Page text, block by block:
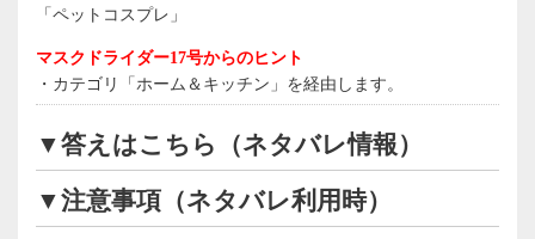
「ペットコスプレ」
マスクドライダー17号からのヒント
・カテゴリ「ホーム＆キッチン」を経由します。
▼答えはこちら（ネタバレ情報）
▼注意事項（ネタバレ利用時）